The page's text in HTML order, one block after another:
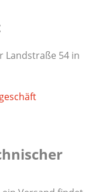
Landstraße 54 in